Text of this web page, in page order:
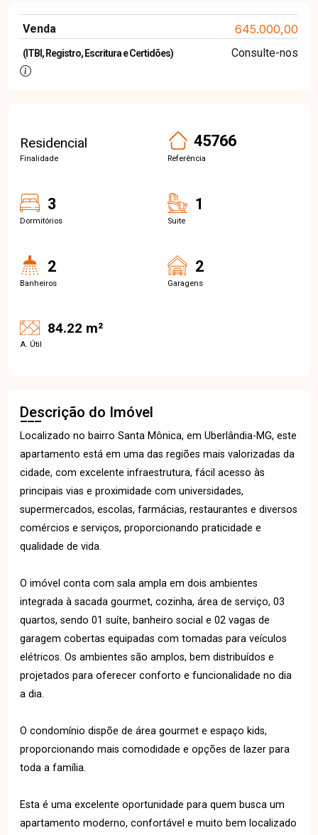
Venda 645.000,00
(ITBI, Registro, Escritura e Certidões) Consulte-nos
Residencial
Finalidade
45766
Referência
3
Dormitórios
1
Suite
2
Banheiros
2
Garagens
84.22 m²
A. Útil
Descrição do Imóvel
Localizado no bairro Santa Mônica, em Uberlândia-MG, este
apartamento está em uma das regiões mais valorizadas da
cidade, com excelente infraestrutura, fácil acesso às
principais vias e proximidade com universidades,
supermercados, escolas, farmácias, restaurantes e diversos
comércios e serviços, proporcionando praticidade e
qualidade de vida.
O imóvel conta com sala ampla em dois ambientes
integrada à sacada gourmet, cozinha, área de serviço, 03
quartos, sendo 01 suíte, banheiro social e 02 vagas de
garagem cobertas equipadas com tomadas para veículos
elétricos. Os ambientes são amplos, bem distribuídos e
projetados para oferecer conforto e funcionalidade no dia
a dia.
O condomínio dispõe de área gourmet e espaço kids,
proporcionando mais comodidade e opções de lazer para
toda a família.
Esta é uma excelente oportunidade para quem busca um
apartamento moderno, confortável e muito bem localizado